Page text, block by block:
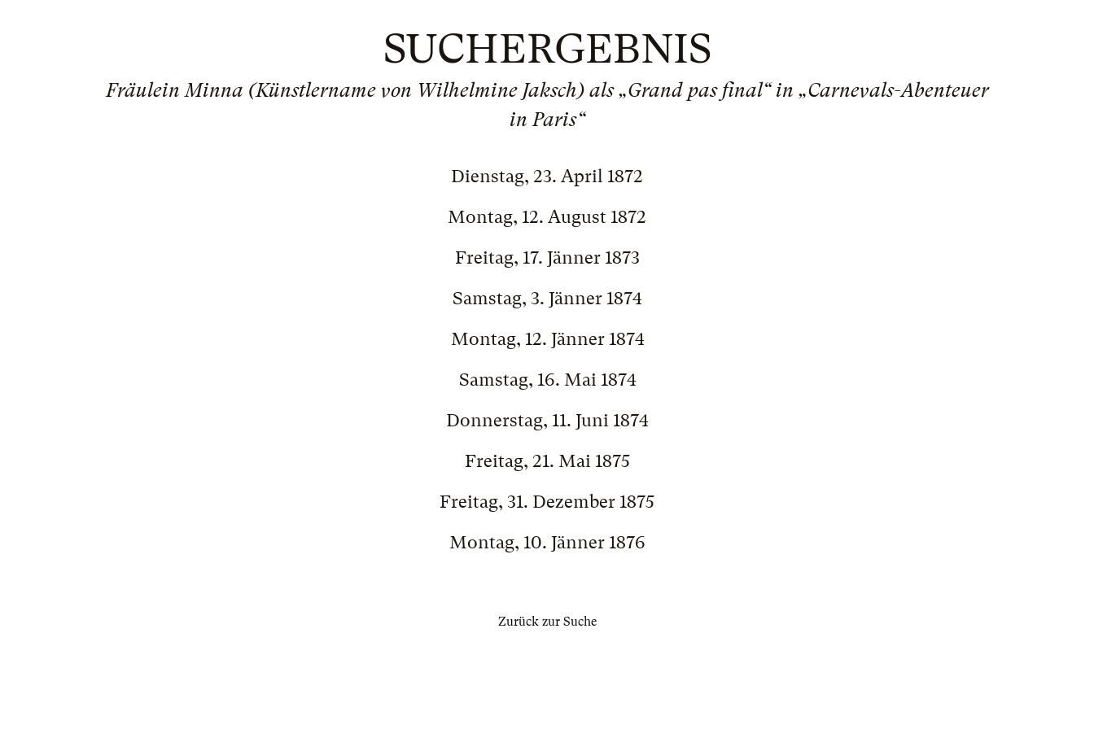
SUCHERGEBNIS
Fräulein Minna (Künstlername von Wilhelmine Jaksch) als „Grand pas final“ in „Carnevals-Abenteuer
in Paris“
Dienstag, 23. April 1872
Montag, 12. August 1872
Freitag, 17. Jänner 1873
Samstag, 3. Jänner 1874
Montag, 12. Jänner 1874
Samstag, 16. Mai 1874
Donnerstag, 11. Juni 1874
Freitag, 21. Mai 1875
Freitag, 31. Dezember 1875
Montag, 10. Jänner 1876
Zurück zur Suche